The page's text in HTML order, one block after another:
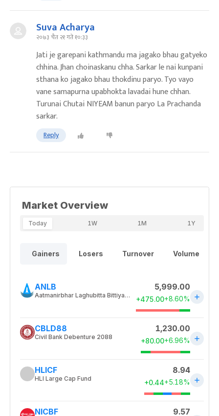
Suva Acharya
२०७३ चैत २१ गते १०:३३
Jati je garepani kathmandu ma jagako bhau gatyeko
chhina. Jhan choinaskanu chha. Sarkar le nai kunpani
sthana ko jagako bhau thokdinu paryo. Tyo vayo
vane samapurna upabhokta lavadai hune chhan.
Turunai Chutai NIYEAM banun paryo La Prachanda
sarkar.
Reply